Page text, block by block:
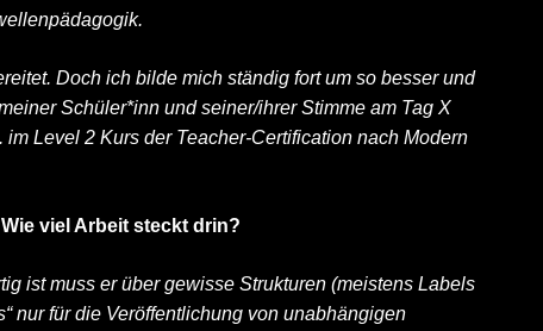
Doch ich bilde mich ständig fort um so besser und
Schüler*inn und seiner/ihrer Stimme am Tag X
Level 2 Kurs der Teacher-Certification nach Modern
viel Arbeit steckt drin?
ist muss er über gewisse Strukturen (meistens Labels
nur für die Veröffentlichung von unabhängigen